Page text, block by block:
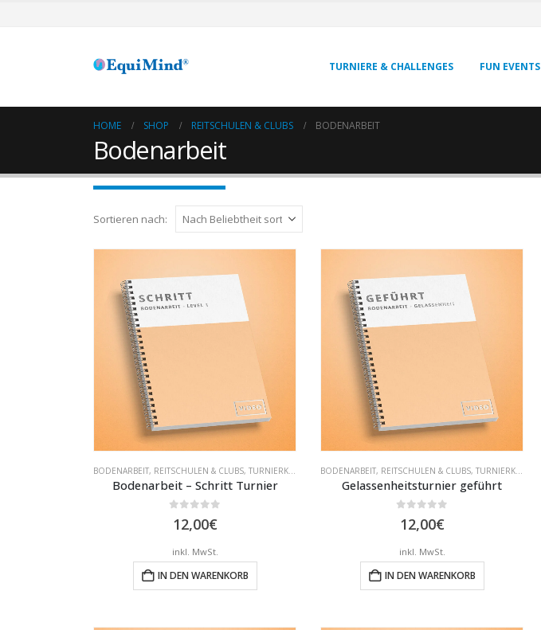
TURNIERE & CHALLENGES FUN EVENTS
HOME SHOP REITSCHULEN & CLUBS BODENARBEIT
Bodenarbeit
Sortieren nach:
BODENARBEIT, REITSCHULEN & CLUBS, TURNIERKLASSEN
Bodenarbeit – Schritt Turnier
12,00€
inkl. MwSt.
IN DEN WARENKORB
BODENARBEIT, REITSCHULEN & CLUBS, TURNIERKLASSEN
Gelassenheitsturnier geführt
12,00€
inkl. MwSt.
IN DEN WARENKORB